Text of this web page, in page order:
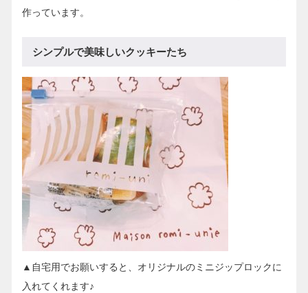
作っています。
シンプルで美味しいクッキーたち
▲自宅用でお願いすると、オリジナルのミニジップロックに
入れてくれます♪